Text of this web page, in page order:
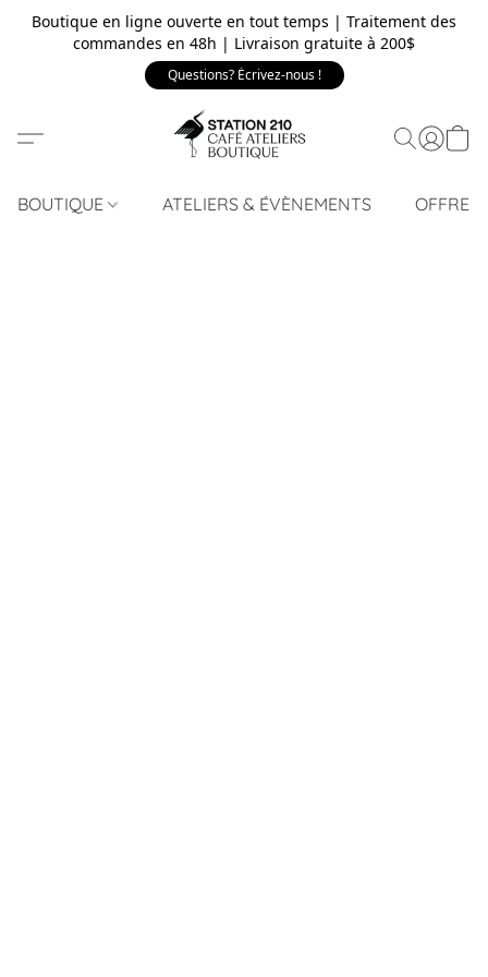
Boutique en ligne ouverte en tout temps | Traitement des
commandes en 48h | Livraison gratuite à 200$
Questions? Écrivez-nous !
BOUTIQUE ATELIERS & ÉVÈNEMENTS OFFRE